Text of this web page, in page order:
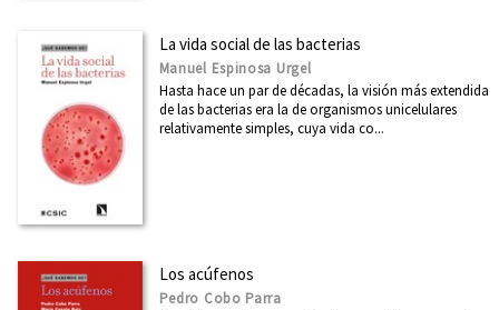
La vida social de las bacterias
Manuel Espinosa Urgel
Hasta hace un par de décadas, la visión más extendida
de las bacterias era la de organismos unicelulares
relativamente simples, cuya vida co...
Los acúfenos
Pedro Cobo Parra